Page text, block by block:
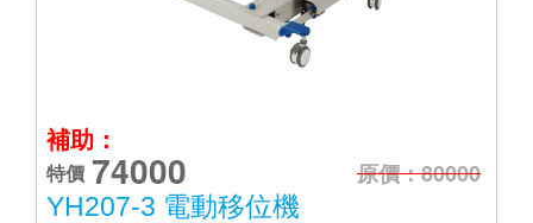
補助：
特價 74000
原價：80000
YH207-3 電動移位機